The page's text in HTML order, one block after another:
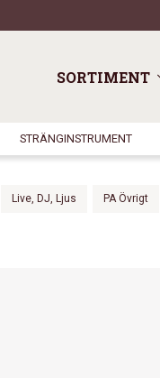
SORTIMENT
STRÄNGINSTRUMENT
Live, DJ, Ljus PA Övrigt